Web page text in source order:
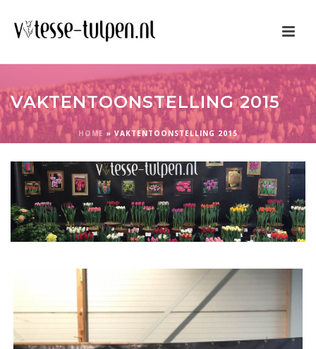
VAKTENTOONSTELLING 2015
HOME » VAKTENTOONSTELLING 2015